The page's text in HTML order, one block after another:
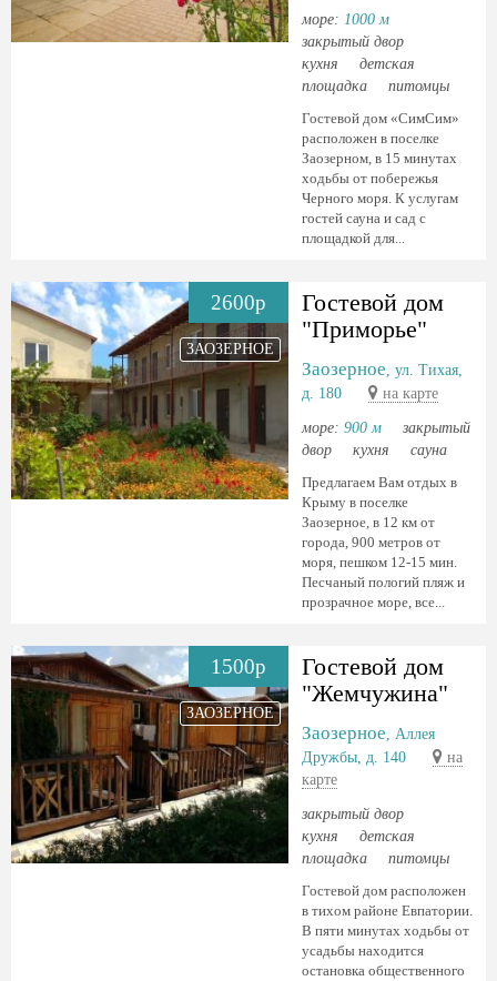
море: 1000 м
закрытый двор
кухня
детская
площадка
питомцы
Гостевой дом «СимСим»
расположен в поселке
Заозерном, в 15 минутах
ходьбы от побережья
Черного моря. К услугам
гостей сауна и сад с
площадкой для...
2600р
ЗАОЗЕРНОЕ
Гостевой дом
"Приморье"
Заозерное, ул. Тихая,
д. 180
на карте
море: 900 м
закрытый
двор
кухня
сауна
Предлагаем Вам отдых в
Крыму в поселке
Заозерное, в 12 км от
города, 900 метров от
моря, пешком 12-15 мин.
Песчаный пологий пляж и
прозрачное море, все...
1500р
ЗАОЗЕРНОЕ
Гостевой дом
"Жемчужина"
Заозерное, Аллея
Дружбы, д. 140
на
карте
закрытый двор
кухня
детская
площадка
питомцы
Гостевой дом расположен
в тихом районе Евпатории.
В пяти минутах ходьбы от
усадьбы находится
остановка общественного